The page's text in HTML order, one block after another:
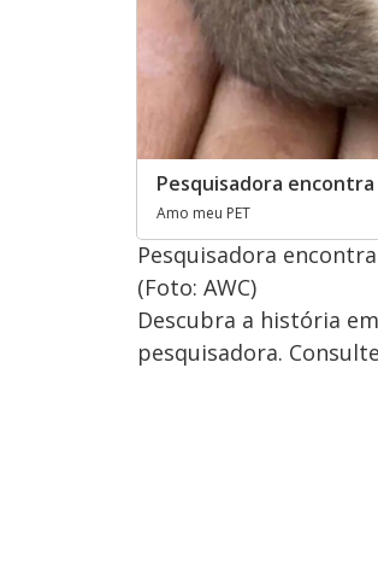
Pesquisadora
Amo meu PET
Pesquisadora
(Foto: AWC)
Descubra a história
pesquisadora.